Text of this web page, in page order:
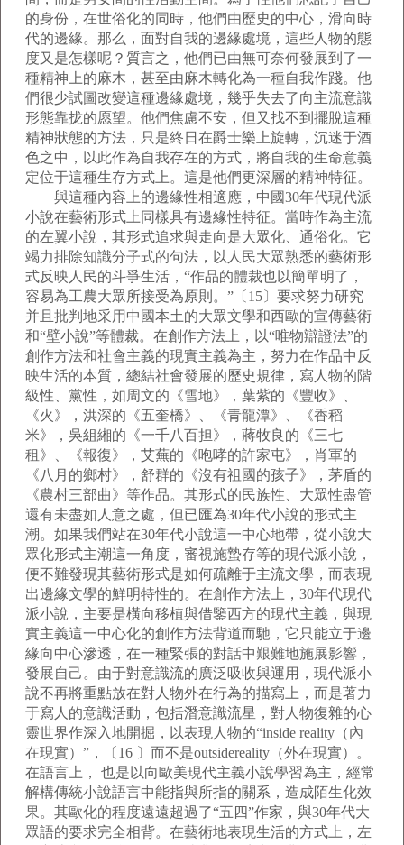
的身份，在世俗化的同時，他們由歷史的中心，滑向時
代的邊緣。那么，面對自我的邊緣處境，這些人物的態
度又是怎樣呢？質言之，他們已由無可奈何發展到了一
種精神上的麻木，甚至由麻木轉化為一種自我作踐。他
們很少試圖改變這種邊緣處境，幾乎失去了向主流意識
形態靠拢的愿望。他們焦慮不安，但又找不到擺脫這種
精神狀態的方法，只是終日在爵士樂上旋轉，沉迷于酒
色之中，以此作為自我存在的方式，將自我的生命意義
定位于這種生存方式上。這是他們更深層的精神特征。
與這種內容上的邊緣性相適應，中國30年代現代派
小說在藝術形式上同樣具有邊緣性特征。當時作為主流
的左翼小說，其形式追求與走向是大眾化、通俗化。它
竭力排除知識分子式的句法，以人民大眾熟悉的藝術形
式反映人民的斗爭生活，“作品的體裁也以簡單明了，
容易為工農大眾所接受為原則。”〔15〕要求努力研究
并且批判地采用中國本土的大眾文學和西歐的宣傳藝術
和“壁小說”等體裁。在創作方法上，以“唯物辯證法”的
創作方法和社會主義的現實主義為主，努力在作品中反
映生活的本質，總結社會發展的歷史規律，寫人物的階
級性、黨性，如周文的《雪地》，葉紫的《豐收》、
《火》，洪深的《五奎橋》、《青龍潭》、《香稻
米》，吳組緗的《一千八百担》，蔣牧良的《三七
租》、《報復》，艾蕪的《咆哮的許家屯》，肖軍的
《八月的鄉村》，舒群的《沒有祖國的孩子》，茅盾的
《農村三部曲》等作品。其形式的民族性、大眾性盡管
還有未盡如人意之處，但已匯為30年代小說的形式主
潮。如果我們站在30年代小說這一中心地帶，從小說大
眾化形式主潮這一角度，審視施蟄存等的現代派小說，
便不難發現其藝術形式是如何疏離于主流文學，而表現
出邊緣文學的鮮明特性的。在創作方法上，30年代現代
派小說，主要是橫向移植與借鑒西方的現代主義，與現
實主義這一中心化的創作方法背道而馳，它只能立于邊
緣向中心滲透，在一種緊張的對話中艱難地施展影響，
發展自己。由于對意識流的廣泛吸收與運用，現代派小
說不再將重點放在對人物外在行為的描寫上，而是著力
于寫人的意識活動，包括潛意識流星，對人物復雜的心
靈世界作深入地開掘，以表現人物的“inside reality（內
在現實）”，〔16 〕而不是outsidereality（外在現實）。
在語言上， 也是以向歐美現代主義小說學習為主，經常
解構傳統小說語言中能指與所指的關系，造成陌生化效
果。其歐化的程度遠遠超過了“五四”作家，與30年代大
眾語的要求完全相背。在藝術地表現生活的方式上，左